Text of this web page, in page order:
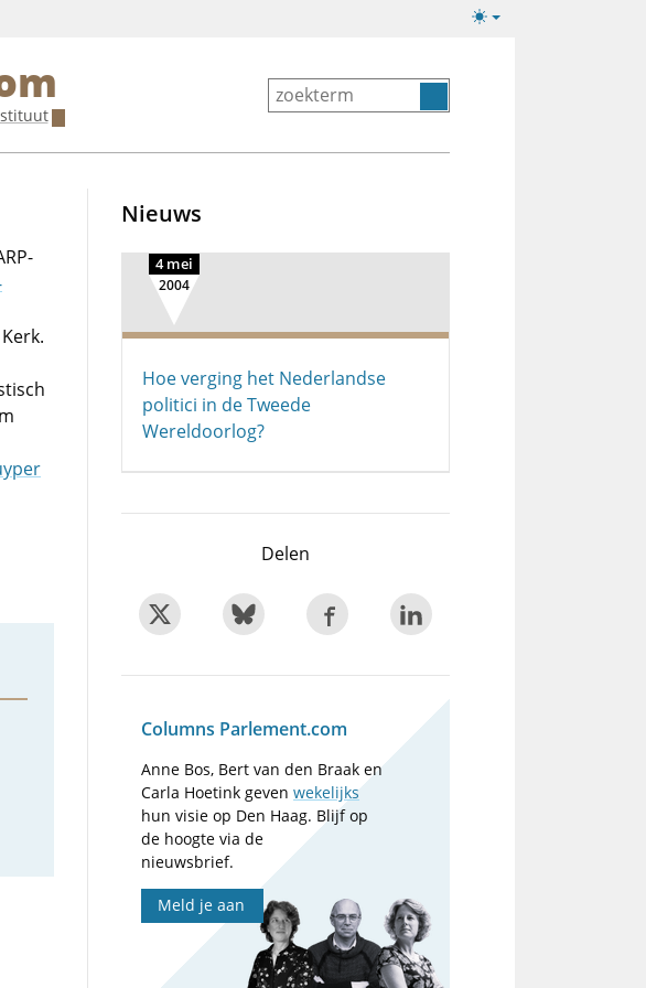
Lichte/donkere
Nieuws
4 mei
2004
Hoe verging het Nederlandse
politici in de Tweede
Wereldoorlog?
Delen
Columns Parlement.com
Anne Bos, Bert van den Braak en
Carla Hoetink gevenwekelijks
hun visie op Den Haag. Blijf op
de hoogte via de
nieuwsbrief.
Meld je aan